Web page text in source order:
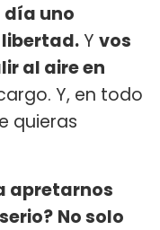
uno
Y vos
al aire en
Y, en todo
quieras
apretarnos
No solo